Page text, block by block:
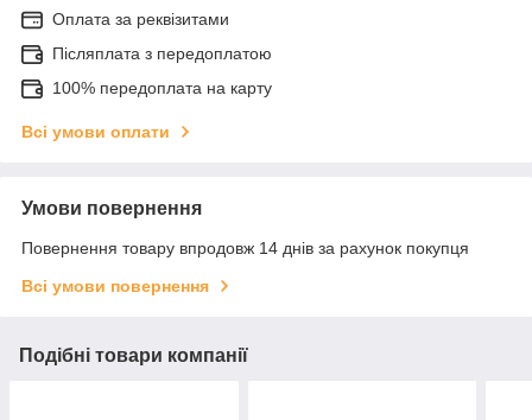
Оплата за реквізитами
Післяплата з передоплатою
100% передоплата на карту
Всі умови оплати
Умови повернення
Повернення товару впродовж 14 днів за рахунок покупця
Всі умови повернення
Подібні товари компанії